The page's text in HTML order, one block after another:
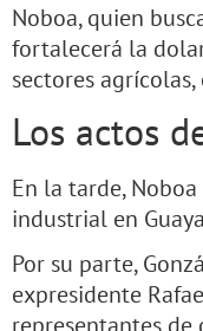
Noboa, quien
fortalecerá la
sectores
Los actos
En la tarde,
industrial en
Por su parte,
expresidente
representantes de